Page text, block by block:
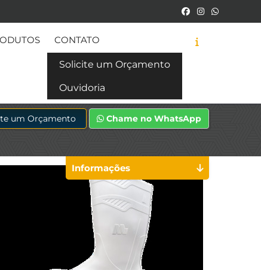
CONTATO
Solicite um Orçamento
Ouvidoria
um Orçamento Chame no WhatsApp
Informações